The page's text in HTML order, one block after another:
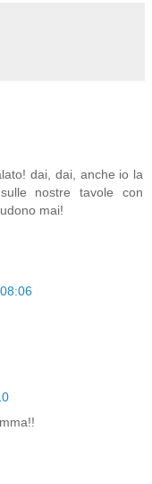
dai, dai, anche io la
nostre tavole con
mai!